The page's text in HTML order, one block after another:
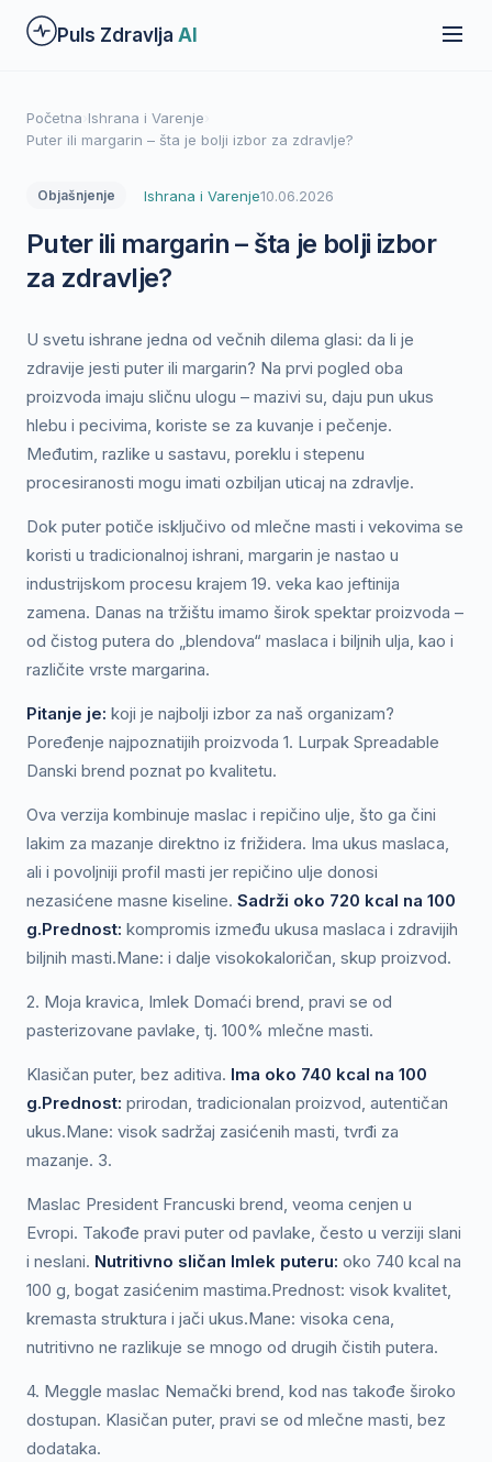
Preskoči
Puls Zdravlja AI
Početna Ishrana i Varenje
Puter ili margarin – šta je bolji izbor za zdravlje?
Objašnjenje Ishrana i Varenje10.06.2026
Puter ili margarin – šta je bolji izbor
za zdravlje?
U svetu ishrane jedna od večnih dilema glasi: da li je
zdravije jesti puter ili margarin? Na prvi pogled oba
proizvoda imaju sličnu ulogu – mazivi su, daju pun ukus
hlebu i pecivima, koriste se za kuvanje i pečenje.
Međutim, razlike u sastavu, poreklu i stepenu
procesiranosti mogu imati ozbiljan uticaj na zdravlje.
Dok puter potiče isključivo od mlečne masti i vekovima se
koristi u tradicionalnoj ishrani, margarin je nastao u
industrijskom procesu krajem 19. veka kao jeftinija
zamena. Danas na tržištu imamo širok spektar proizvoda –
od čistog putera do „blendova“ maslaca i biljnih ulja, kao i
različite vrste margarina.
Pitanje je: koji je najbolji izbor za naš organizam?
Poređenje najpoznatijih proizvoda 1. Lurpak Spreadable
Danski brend poznat po kvalitetu.
Ova verzija kombinuje maslac i repičino ulje, što ga čini
lakim za mazanje direktno iz frižidera. Ima ukus maslaca,
ali i povoljniji profil masti jer repičino ulje donosi
nezasićene masne kiseline. Sadrži oko 720 kcal na 100
g.Prednost: kompromis između ukusa maslaca i zdravijih
biljnih masti.Mane: i dalje visokokaloričan, skup proizvod.
2. Moja kravica, Imlek Domaći brend, pravi se od
pasterizovane pavlake, tj. 100% mlečne masti.
Klasičan puter, bez aditiva. Ima oko 740 kcal na 100
g.Prednost: prirodan, tradicionalan proizvod, autentičan
ukus.Mane: visok sadržaj zasićenih masti, tvrđi za
mazanje. 3.
Maslac President Francuski brend, veoma cenjen u
Evropi. Takođe pravi puter od pavlake, često u verziji slani
i neslani. Nutritivno sličan Imlek puteru: oko 740 kcal na
100 g, bogat zasićenim mastima.Prednost: visok kvalitet,
kremasta struktura i jači ukus.Mane: visoka cena,
nutritivno ne razlikuje se mnogo od drugih čistih putera.
4. Meggle maslac Nemački brend, kod nas takođe široko
dostupan. Klasičan puter, pravi se od mlečne masti, bez
dodataka.